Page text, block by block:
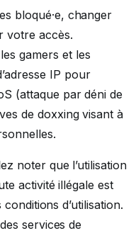
bloqué·e, changer
votre accès.
gamers et les
IP pour
(attaque par déni de
de doxxing visant à
noter que l’utilisation
activité illégale est
d’utilisation.
services de